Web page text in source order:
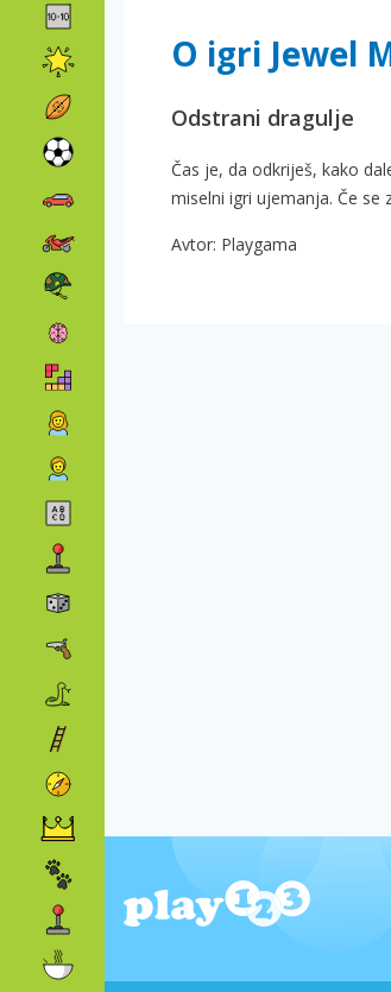
O igri Jewel
Odstrani dragulje
Čas je, da odkriješ, kako
miselni igri ujemanja. Če
Avtor: Playgama